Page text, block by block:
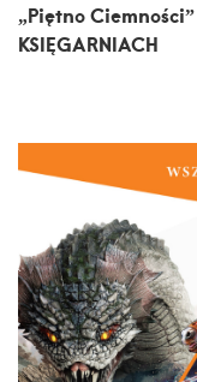
„Piętno
KSIĘGARNIACH